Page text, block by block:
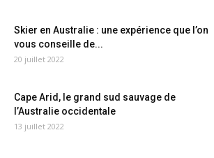
Skier en Australie : une expérience que l’on
vous conseille de...
20 juillet 2022
Cape Arid, le grand sud sauvage de
l’Australie occidentale
13 juillet 2022